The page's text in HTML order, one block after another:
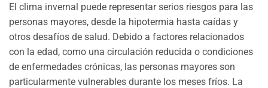
El clima invernal puede representar serios riesgos para las
personas mayores, desde la hipotermia hasta caídas y
otros desafíos de salud. Debido a factores relacionados
con la edad, como una circulación reducida o condiciones
de enfermedades crónicas, las personas mayores son
particularmente vulnerables durante los meses fríos. La